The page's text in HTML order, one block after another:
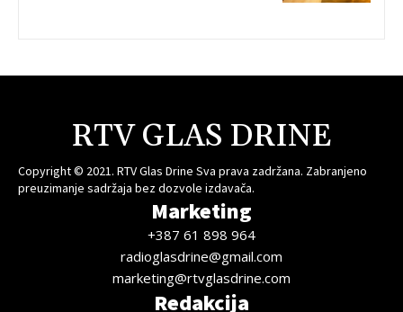
RTV GLAS DRINE
Copyright © 2021. RTV Glas Drine Sva prava zadržana. Zabranjeno
preuzimanje sadržaja bez dozvole izdavača.
Marketing
+387 61 898 964
radioglasdrine@gmail.com
marketing@rtvglasdrine.com
Redakcija